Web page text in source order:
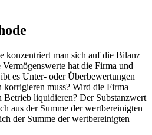
konzentriert man sich auf die Bilanz
hat die Firma und
es Unter- oder Überbewertungen
korrigieren muss? Wird die Firma
liquidieren? Der Substanzwert
aus der Summe der wertbereinigten
der Summe der wertbereinigten